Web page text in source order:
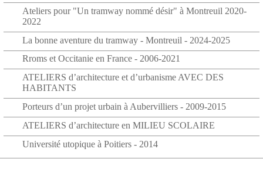
Ateliers pour "Un tramway nommé désir" à Montreuil 2020-
2022
La bonne aventure du tramway - Montreuil - 2024-2025
Rroms et Occitanie en France - 2006-2021
ATELIERS d’architecture et d’urbanisme AVEC DES
HABITANTS
Porteurs d’un projet urbain à Aubervilliers - 2009-2015
ATELIERS d’architecture en MILIEU SCOLAIRE
Université utopique à Poitiers - 2014